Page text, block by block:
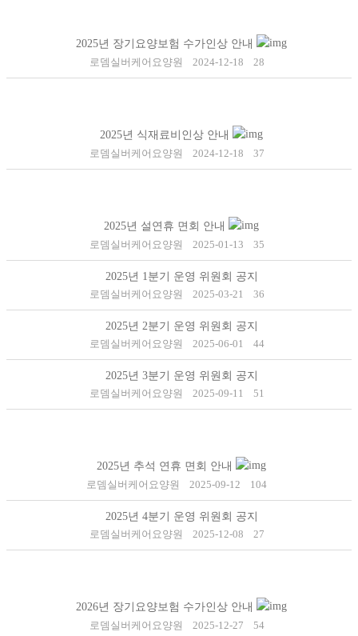
2025년 장기요양보험 수가인상 안내
로뎀실버케어요양원
2024-12-18 28
2025년 식재료비인상 안내
로뎀실버케어요양원
2024-12-18 37
2025년 설연휴 면회 안내
로뎀실버케어요양원
2025-01-13 35
2025년 1분기 운영 위원회 공지
로뎀실버케어요양원
2025-03-21 36
2025년 2분기 운영 위원회 공지
로뎀실버케어요양원
2025-06-01 44
2025년 3분기 운영 위원회 공지
로뎀실버케어요양원
2025-09-11 51
2025년 추석 연휴 면회 안내
로뎀실버케어요양원
2025-09-12 104
2025년 4분기 운영 위원회 공지
로뎀실버케어요양원
2025-12-08 27
2026년 장기요양보험 수가인상 안내
로뎀실버케어요양원
2025-12-27 54